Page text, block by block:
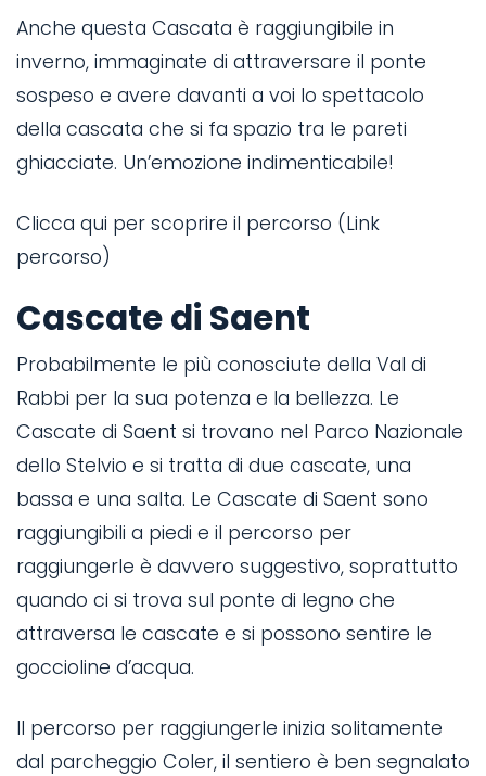
Anche questa Cascata è raggiungibile in
inverno, immaginate di attraversare il ponte
sospeso e avere davanti a voi lo spettacolo
della cascata che si fa spazio tra le pareti
ghiacciate. Un’emozione indimenticabile!
Clicca qui per scoprire il percorso (Link
percorso)
Cascate di Saent
Probabilmente le più conosciute della Val di
Rabbi per la sua potenza e la bellezza. Le
Cascate di Saent si trovano nel Parco Nazionale
dello Stelvio e si tratta di due cascate, una
bassa e una salta. Le Cascate di Saent sono
raggiungibili a piedi e il percorso per
raggiungerle è davvero suggestivo, soprattutto
quando ci si trova sul ponte di legno che
attraversa le cascate e si possono sentire le
goccioline d’acqua.
Il percorso per raggiungerle inizia solitamente
dal parcheggio Coler, il sentiero è ben segnalato